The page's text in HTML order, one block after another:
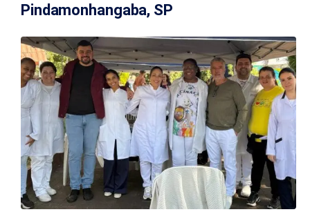
Pindamonhangaba, SP